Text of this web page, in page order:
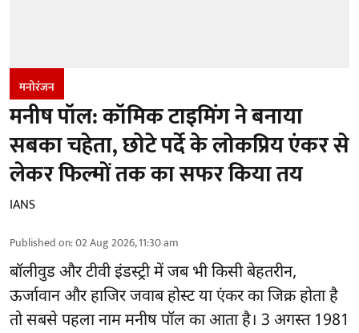
मनोरंजन
मनीष पॉल: कॉमिक टाइमिंग ने बनाया
सबका चहेता, छोटे पर्दे के लोकप्रिय एंकर से
लेकर फिल्मों तक का सफर किया तय
IANS
Published on:02 Aug 2026, 11:30 am
बॉलीवुड और टीवी इंडस्ट्री में जब भी किसी बेहतरीन,
ऊर्जावान और हाजिर जवाब होस्ट या एंकर का जिक्र होता है
तो सबसे पहला नाम मनीष पॉल का आता है। 3 अगस्त 1981